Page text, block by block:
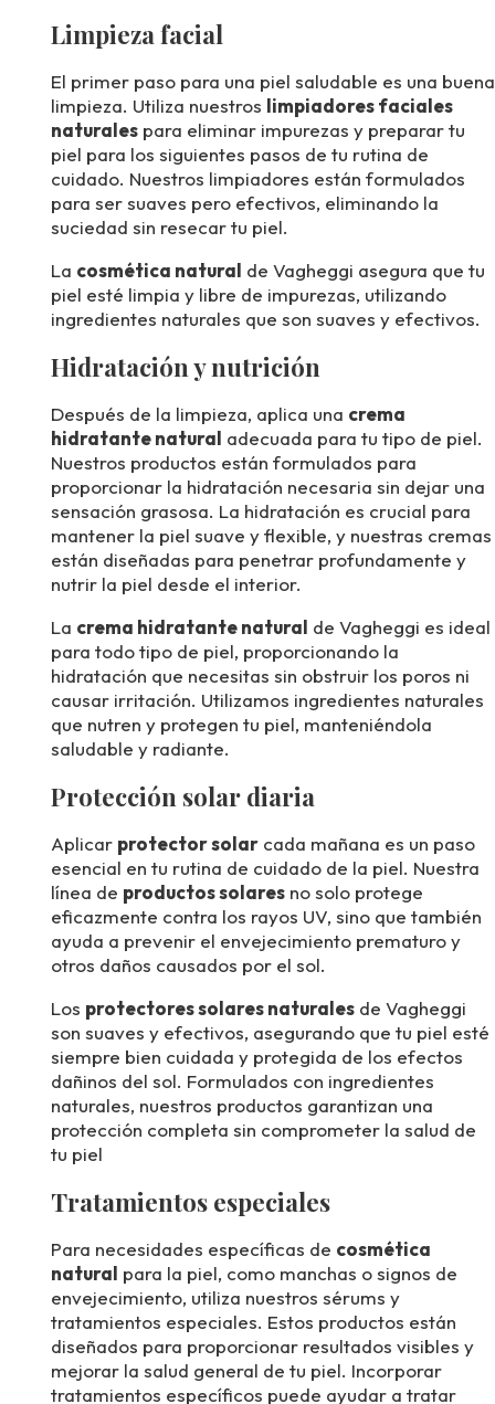
Limpieza facial
El primer paso para una piel saludable es una buena
limpieza. Utiliza nuestros limpiadores faciales
naturales para eliminar impurezas y preparar tu
piel para los siguientes pasos de tu rutina de
cuidado. Nuestros limpiadores están formulados
para ser suaves pero efectivos, eliminando la
suciedad sin resecar tu piel.
La cosmética natural de Vagheggi asegura que tu
piel esté limpia y libre de impurezas, utilizando
ingredientes naturales que son suaves y efectivos.
Hidratación y nutrición
Después de la limpieza, aplica una crema
hidratante natural adecuada para tu tipo de piel.
Nuestros productos están formulados para
proporcionar la hidratación necesaria sin dejar una
sensación grasosa. La hidratación es crucial para
mantener la piel suave y flexible, y nuestras cremas
están diseñadas para penetrar profundamente y
nutrir la piel desde el interior.
La crema hidratante natural de Vagheggi es ideal
para todo tipo de piel, proporcionando la
hidratación que necesitas sin obstruir los poros ni
causar irritación. Utilizamos ingredientes naturales
que nutren y protegen tu piel, manteniéndola
saludable y radiante.
Protección solar diaria
Aplicar protector solar cada mañana es un paso
esencial en tu rutina de cuidado de la piel. Nuestra
línea de productos solares no solo protege
eficazmente contra los rayos UV, sino que también
ayuda a prevenir el envejecimiento prematuro y
otros daños causados por el sol.
Los protectores solares naturales de Vagheggi
son suaves y efectivos, asegurando que tu piel esté
siempre bien cuidada y protegida de los efectos
dañinos del sol. Formulados con ingredientes
naturales, nuestros productos garantizan una
protección completa sin comprometer la salud de
tu piel
Tratamientos especiales
Para necesidades específicas de cosmética
natural para la piel, como manchas o signos de
envejecimiento, utiliza nuestros sérums y
tratamientos especiales. Estos productos están
diseñados para proporcionar resultados visibles y
mejorar la salud general de tu piel. Incorporar
tratamientos específicos puede ayudar a tratar